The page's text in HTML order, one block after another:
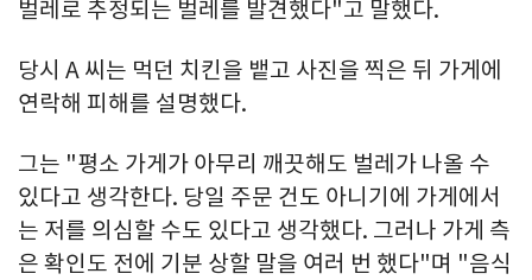
벌레로 추정되는 벌레를 발견했다"고 말했다.
당시 A 씨는 먹던 치킨을 뱉고 사진을 찍은 뒤 가게에
연락해 피해를 설명했다.
그는 "평소 가게가 아무리 깨끗해도 벌레가 나올 수
있다고 생각한다. 당일 주문 건도 아니기에 가게에서
는 저를 의심할 수도 있다고 생각했다. 그러나 가게 측
은 확인도 전에 기분 상할 말을 여러 번 했다"며 "음식